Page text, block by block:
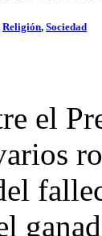
Religión, Sociedad
el